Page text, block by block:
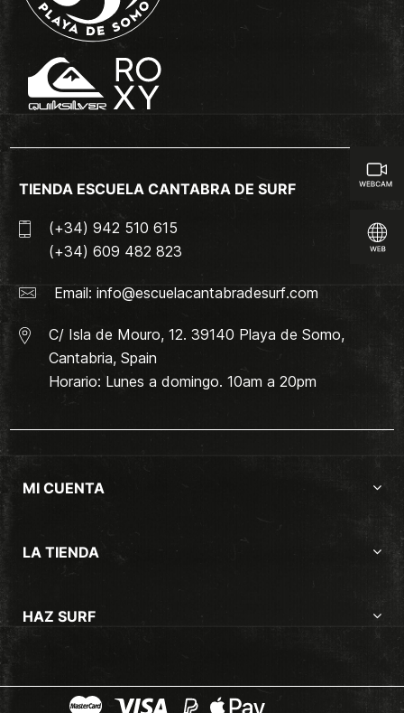
TIENDA ESCUELA CANTABRA DE SURF
(+34) 942 510 615
(+34) 609 482 823
Email: info@escuelacantabradesurf.com
C/ Isla de Mouro, 12. 39140 Playa de Somo,
Cantabria, Spain
Horario: Lunes a domingo. 10am a 20pm
MI CUENTA
LA TIENDA
HAZ SURF